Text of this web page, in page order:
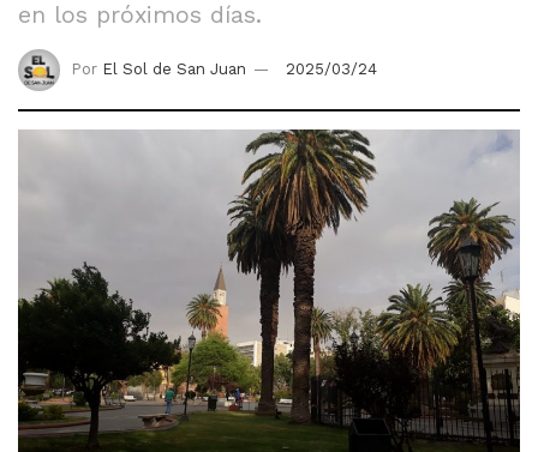
en los próximos días.
Por El Sol de San Juan 2025/03/24